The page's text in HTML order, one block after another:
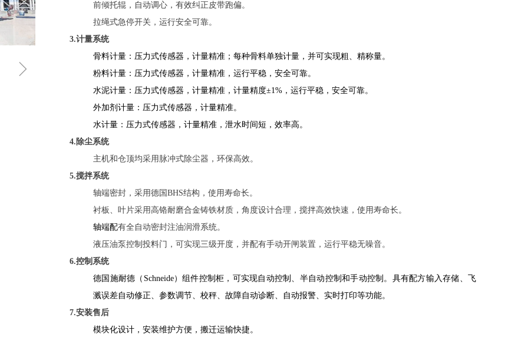
前倾托辊，自动调心，有效纠正皮带跑偏。
拉绳式急停开关，运行安全可靠。
3.计量系统
骨料计量：压力式传感器，计量精准；每种骨料单独计量，并可实现粗、精称量。
粉料计量：压力式传感器，计量精准，运行平稳，安全可靠。
水泥计量：压力式传感器，计量精准，计量精度±1%，运行平稳，安全可靠。
外加剂计量：压力式传感器，计量精准。
水计量：压力式传感器，计量精准，泄水时间短，效率高。
4.除尘系统
主机和仓顶均采用脉冲式除尘器，环保高效。
5.搅拌系统
轴端密封，采用德国BHS结构，使用寿命长。
衬板、叶片采用高铬耐磨合金铸铁材质，角度设计合理，搅拌高效快速，使用寿命长。
轴端配有全自动密封注油润滑系统。
液压油泵控制投料门，可实现三级开度，并配有手动开闸装置，运行平稳无噪音。
6.控制系统
德国施耐德（Schneide）组件控制柜，可实现自动控制、半自动控制和手动控制。具有配方输入存储、飞
溅误差自动修正、参数调节、校秤、故障自动诊断、自动报警、实时打印等功能。
7.安装售后
模块化设计，安装维护方便，搬迁运输快捷。
ꁇ